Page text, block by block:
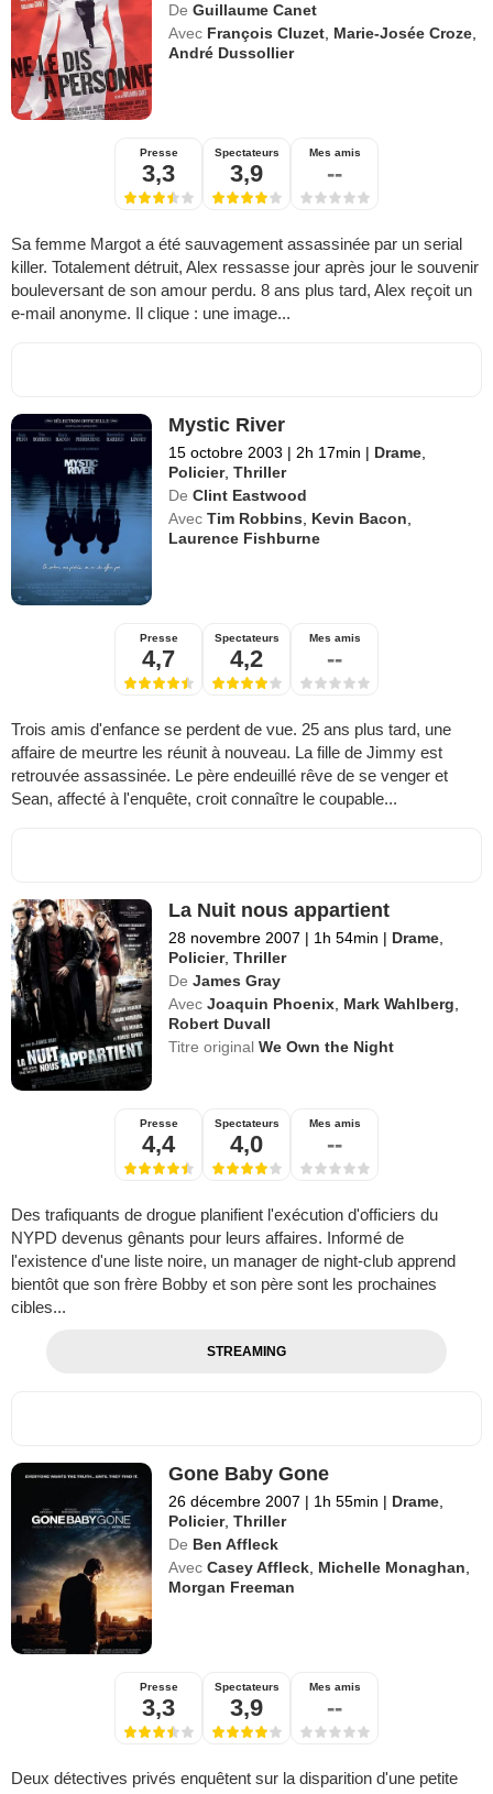
De Guillaume Canet
Avec François Cluzet Marie-Josée Croze
André Dussollier
Presse
3,3
Spectateurs
3,9
Mes amis
--
Sa femme Margot a été sauvagement assassinée par un serial
killer. Totalement détruit, Alex ressasse jour après jour le souvenir
bouleversant de son amour perdu. 8 ans plus tard, Alex reçoit un
e-mail anonyme. Il clique : une image...
Mystic River
15 octobre 2003 | 2h 17min | Drame
Policier,Thriller
De Clint Eastwood
Avec Tim Robbins Kevin Bacon
Laurence Fishburne
Presse
4,7
Spectateurs
4,2
Mes amis
--
Trois amis d'enfance se perdent de vue. 25 ans plus tard, une
affaire de meurtre les réunit à nouveau. La fille de Jimmy est
retrouvée assassinée. Le père endeuillé rêve de se venger et
Sean, affecté à l'enquête, croit connaître le coupable...
La Nuit nous appartient
28 novembre 2007 | 1h 54min | Drame
Policier,Thriller
De James Gray
Avec Joaquin Phoenix Mark Wahlberg
Robert Duvall
Titre originalWe Own the Night
Presse
4,4
Spectateurs
4,0
Mes amis
--
Des trafiquants de drogue planifient l'exécution d'officiers du
NYPD devenus gênants pour leurs affaires. Informé de
l'existence d'une liste noire, un manager de night-club apprend
bientôt que son frère Bobby et son père sont les prochaines
cibles...
STREAMING
Gone Baby Gone
26 décembre 2007 | 1h 55min | Drame
Policier,Thriller
De Ben Affleck
Avec Casey Affleck Michelle Monaghan
Morgan Freeman
Presse
3,3
Spectateurs
3,9
Mes amis
--
Deux détectives privés enquêtent sur la disparition d'une petite